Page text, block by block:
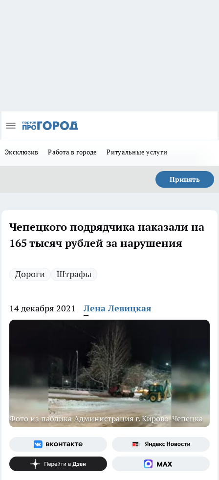
Эксклюзив Работа в городе Ритуальные услуги
Принять
Чепецкого подрядчика наказали на
165 тысяч рублей за нарушения
Дороги Штрафы
14 декабря 2021 Лена Левицкая
Фото из паблика Администрация г. Кирово-Чепецка